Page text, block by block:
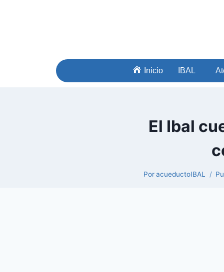
Inicio IBAL
El Ibal
Por acueductoIBAL